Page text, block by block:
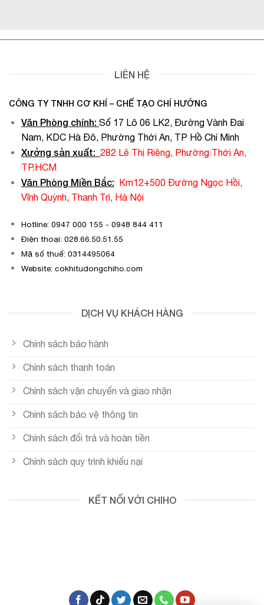
LIÊN HỆ
CÔNG TY TNHH CƠ KHÍ – CHẾ TẠO CHÍ HƯỚNG
Văn Phòng chính: Số 17 Lô 06 LK2, Đường Vành Đai
Nam, KDC Hà Đô, Phường Thới An, TP Hồ Chí Minh
Xưởng sản xuất: 282 Lê Thị Riêng, Phường Thới An,
TP.HCM
Văn Phòng Miền Bắc: Km12+500 Đường Ngọc Hồi,
Vĩnh Quỳnh, Thanh Trì, Hà Nội
Hotline: 0947 000 155 - 0948 844 411
Điện thoại: 028.66.50.51.55
Mã số thuế: 0314495064
Website: cokhitudongchiho.com
DỊCH VỤ KHÁCH HÀNG
Chính sách bảo hành
Chính sách thanh toán
Chính sách vận chuyển và giao nhận
Chính sách bảo vệ thông tin
Chính sách đổi trả và hoàn tiền
Chính sách quy trình khiếu nại
KẾT NỐI VỚI CHIHO